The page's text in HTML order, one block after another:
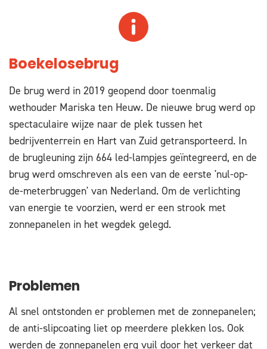
Boekelosebrug
De brug werd in 2019 geopend door toenmalig
wethouder Mariska ten Heuw. De nieuwe brug werd op
spectaculaire wijze naar de plek tussen het
bedrijventerrein en Hart van Zuid getransporteerd. In
de brugleuning zijn 664 led-lampjes geïntegreerd, en de
brug werd omschreven als een van de eerste 'nul-op-
de-meterbruggen' van Nederland. Om de verlichting
van energie te voorzien, werd er een strook met
zonnepanelen in het wegdek gelegd.
Problemen
Al snel ontstonden er problemen met de zonnepanelen;
de anti-slipcoating liet op meerdere plekken los. Ook
werden de zonnepanelen erg vuil door het verkeer dat